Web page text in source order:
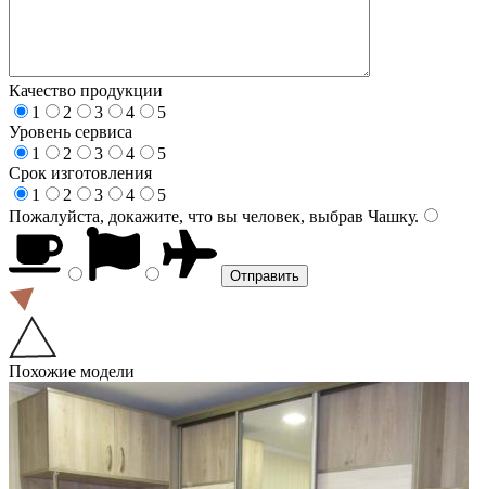
Качество продукции
1
2 3 4
5
Уровень сервиса
1
2 3 4
5
Срок изготовления
1
2 3 4
5
Пожалуйста, докажите, что вы человек, выбрав Чашку.
Похожие модели